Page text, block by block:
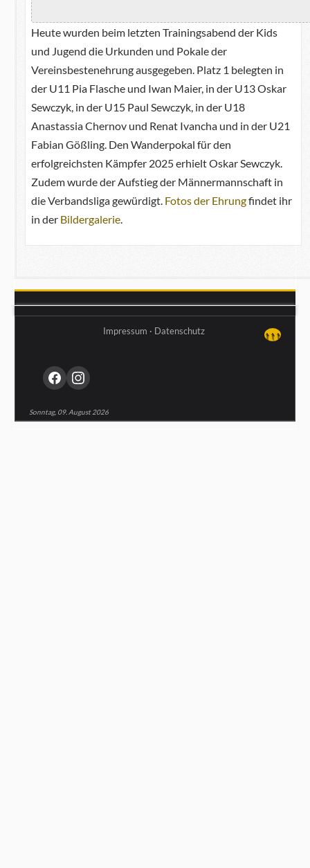
↑↑↑
Impressum · Datenschutz
Sonntag, 09. August 2026
Heute wurden beim letzten Trainingsabend der Kids
und Jugend die Urkunden und Pokale der
Vereinsbestenehrung ausgegeben. Platz 1 belegten in
der U11 Pia Flasche und Iwan Maier, in der U13 Oskar
Sewczyk, in der U15 Paul Sewczyk, in der U18
Anastassia Chernov und Renat Ivancha und in der U21
Fabian Gößling. Den Wanderpokal für den
erfolgreichsten Kämpfer 2025 erhielt Oskar Sewczyk.
Zudem wurde der Aufstieg der Männermannschaft in
die Verbandsliga gewürdigt. Fotos der Ehrungfindet ihr
in der Bildergalerie.